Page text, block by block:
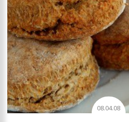
08.04.08